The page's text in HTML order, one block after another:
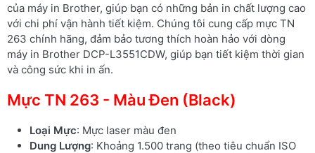
của máy in Brother, giúp bạn có những bản in chất lượng cao
với chi phí vận hành tiết kiệm. Chúng tôi cung cấp mực TN
263 chính hãng, đảm bảo tương thích hoàn hảo với dòng
máy in Brother DCP-L3551CDW, giúp bạn tiết kiệm thời gian
và công sức khi in ấn.
Mực TN 263 - Màu Đen (Black)
Loại Mực: Mực laser màu đen
Dung Lượng: Khoảng 1.500 trang (theo tiêu chuẩn ISO